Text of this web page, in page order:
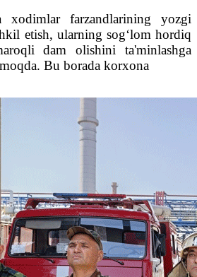
xodimlar farzandlarining yozgi
etish, ularning sog‘lom hordiq
dam olishini ta'minlashga
Bu borada korxona